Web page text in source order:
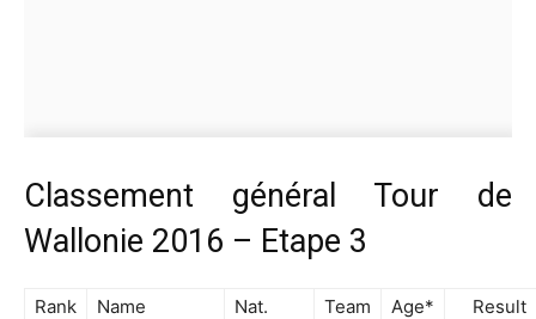
Classement général Tour de
Wallonie 2016 – Etape 3
Rank Name Nat. Team Age* Result